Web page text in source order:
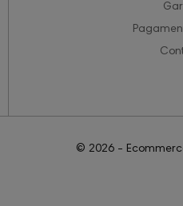
© 2026 -